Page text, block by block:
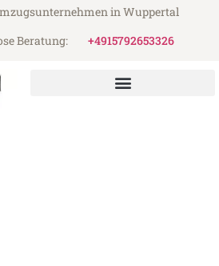
in Wuppertal
Beratung:
+4915792653326